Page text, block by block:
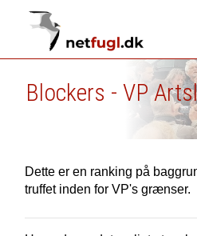
Blockers - VP
Dette er en ranking på
truffet inden for VP's grænser.